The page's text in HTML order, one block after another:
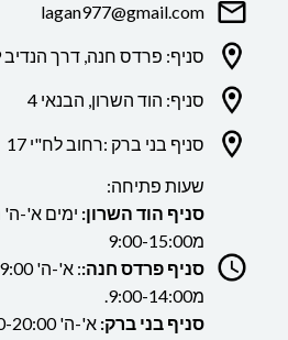
lagan977@gmail.com
סניף: פרדס חנה, דרך הנדיב 89
סניף: הוד השרון, הבנאי 4
סניף בני ברק :רחוב לח"י 17
שעות פתיחה:
סניף הוד השרון:
מ9:00-15:00
סניף פרדס חנה:
מ9:00-14:00.
סניף בני ברק: